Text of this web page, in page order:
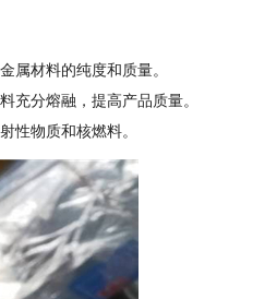
属材料的纯度和质量。
充分熔融，提高产品质量。
性物质和核燃料。